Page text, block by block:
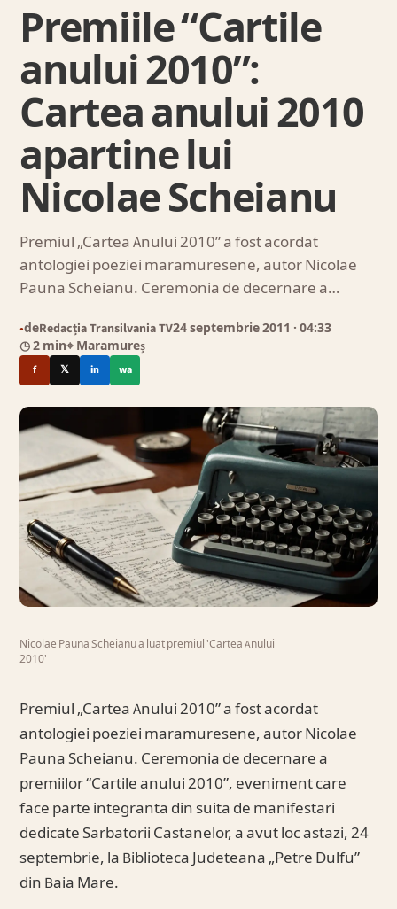
Premiile “Cartile
anului 2010”:
Cartea anului 2010
apartine lui
Nicolae Scheianu
Premiul „Cartea Anului 2010” a fost acordat
antologiei poeziei maramuresene, autor Nicolae
Pauna Scheianu. Ceremonia de decernare a…
●deRedacția Transilvania TV24 septembrie 2011 · 04:33
◷ 2 min⌖ Maramureș
f 𝕏 in wa
Nicolae Pauna Scheianu a luat premiul 'Cartea Anului
2010'
Premiul „Cartea Anului 2010” a fost acordat
antologiei poeziei maramuresene, autor Nicolae
Pauna Scheianu. Ceremonia de decernare a
premiilor “Cartile anului 2010”, eveniment care
face parte integranta din suita de manifestari
dedicate Sarbatorii Castanelor, a avut loc astazi, 24
septembrie, la Biblioteca Judeteana „Petre Dulfu”
din Baia Mare.